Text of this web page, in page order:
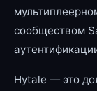
сообществом
Hytale — это